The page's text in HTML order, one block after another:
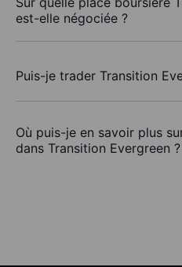
est-elle négociée ?
Puis-je trader Transition
Où puis-je en savoir plus
dans Transition Evergreen ?